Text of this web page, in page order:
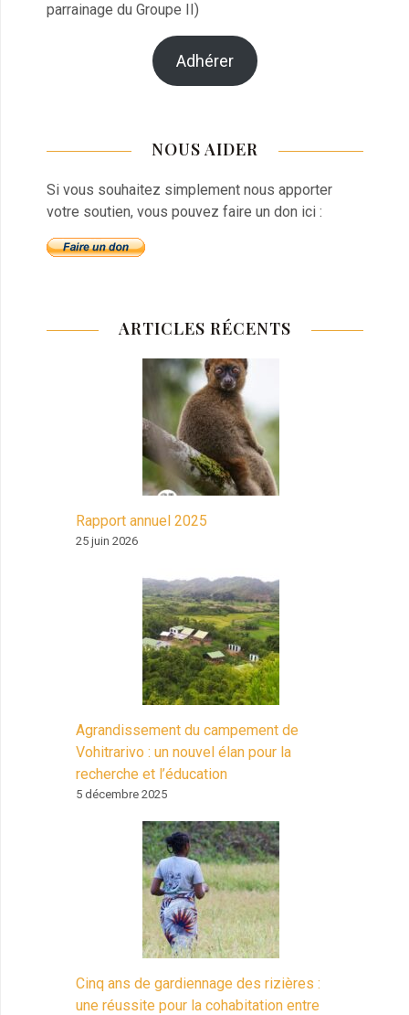
parrainage du Groupe II)
Adhérer
NOUS AIDER
Si vous souhaitez simplement nous apporter
votre soutien, vous pouvez faire un don ici :
ARTICLES RÉCENTS
Rapport annuel 2025
25 juin 2026
Agrandissement du campement de
Vohitrarivo : un nouvel élan pour la
recherche et l’éducation
5 décembre 2025
Cinq ans de gardiennage des rizières :
une réussite pour la cohabitation entre